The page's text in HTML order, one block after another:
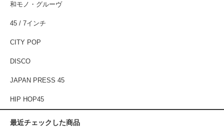
和モノ・グルーヴ
45 / 7インチ
CITY POP
DISCO
JAPAN PRESS 45
HIP HOP45
最近チェックした商品